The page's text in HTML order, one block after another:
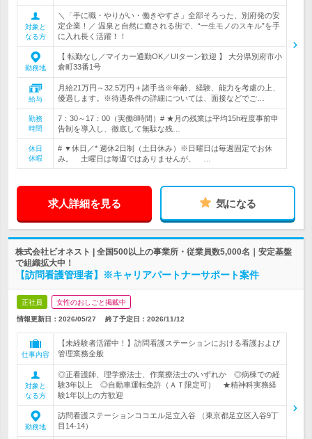
対象と
なる方
＼「手に職・やりがい・働きやすさ」全部そろった、別府発の安
定企業！／ 温泉と自然に癒される街で、“一生モノのスキル”を手
に入れ長く活躍！！
勤務地
【 転勤なし／マイカー通勤OK／UIターン歓迎 】 大分県別府市小
倉町33番1号
給与
月給21万円～32.5万円＋諸手当※年齢、経験、能力を考慮の上、
優遇します。※待遇条件の詳細については、面接などでご…
勤務
時間
7：30～17：00（実働8時間）# ★月の残業は平均15h程度事前申
告制を導入し、徹底して無駄な残…
休日
休暇
# ▼休日／* 週休2日制（土日休み）※日曜日は毎週固定でお休
み。 土曜日は毎週ではありませんが、 …
求人詳細を見る 気になる
株式会社ビオネスト | 全国500以上の事業所・従業員数5,000名｜安定基盤
で組織拡大中！
【訪問看護管理者】※キャリアパートナーサポート案件
正社員 女性のおしごと掲載中
情報更新日：2026/05/27 終了予定日： 2026/11/12
仕事内容
【未経験者活躍中！】訪問看護ステーションにおける看護および
管理業務全般
対象と
なる方
◎正看護師、理学療法士、作業療法士のいずれか ◎病棟での経
験3年以上 ◎自動車運転免許（ＡＴ限定可） ★精神科実務経
験1年以上の方歓迎
勤務地
訪問看護ステーションココエル足立入谷 （東京都足立区入谷9丁
目14-14）